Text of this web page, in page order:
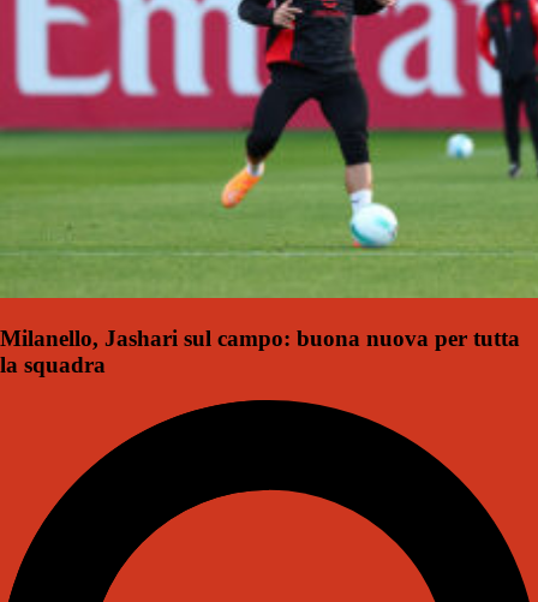
Milanello, Jashari sul campo: buona nuova per tutta
la squadra